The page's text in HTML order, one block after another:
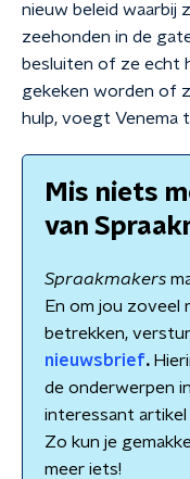
nieuw beleid waarbij
zeehonden in de
besluiten of ze echt
gekeken worden of
hulp, voegt Venema
Mis niets
van
Spraakmakers
En om jou zoveel
betrekken,
nieuwsbrief.
de onderwerpen
interessant artikel
Zo kun je
meer iets!